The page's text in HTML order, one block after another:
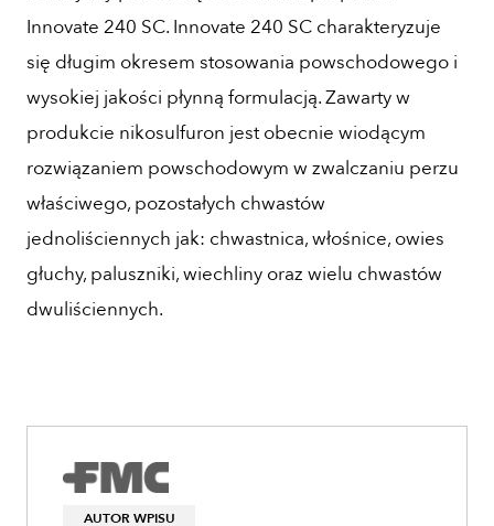
Innovate 240 SC. Innovate 240 SC charakteryzuje
się długim okresem stosowania powschodowego i
wysokiej jakości płynną formulacją. Zawarty w
produkcie nikosulfuron jest obecnie wiodącym
rozwiązaniem powschodowym w zwalczaniu perzu
właściwego, pozostałych chwastów
jednoliściennych jak: chwastnica, włośnice, owies
głuchy, paluszniki, wiechliny oraz wielu chwastów
dwuliściennych.
AUTOR WPISU